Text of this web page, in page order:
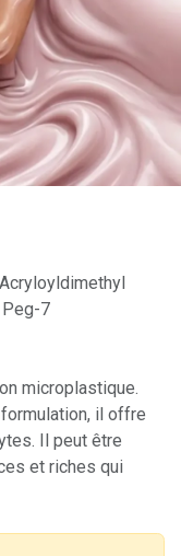
Peg-7
microplastique.
il offre
Il peut être
et riches qui